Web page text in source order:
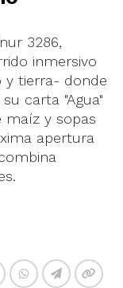
3286,
inmersivo
y tierra- donde
carta "Agua"
maíz y sopas
apertura